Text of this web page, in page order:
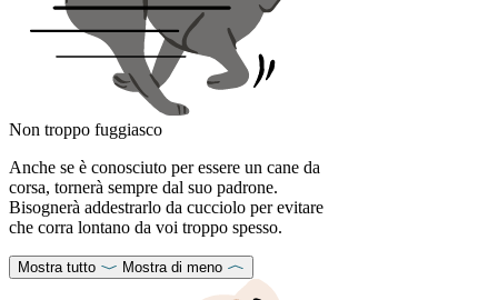
Non troppo fuggiasco
Anche se è conosciuto per essere un cane da
corsa, tornerà sempre dal suo padrone.
Bisognerà addestrarlo da cucciolo per evitare
che corra lontano da voi troppo spesso.
Mostra tutto Mostra di meno